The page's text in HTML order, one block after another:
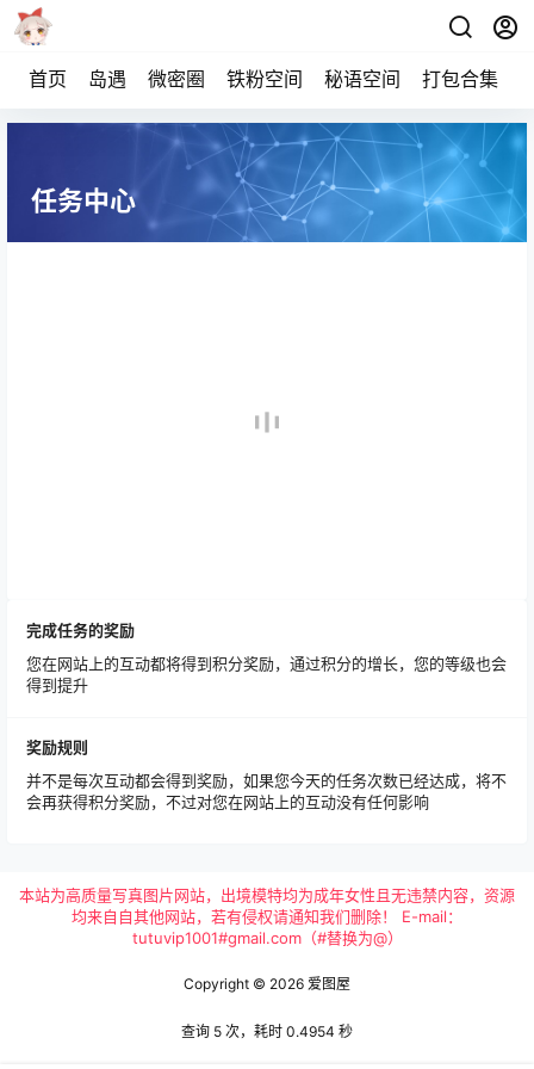
首页 岛遇 微密圈 铁粉空间 秘语空间 打包合集
任务中心
完成任务的奖励
您在网站上的互动都将得到积分奖励，通过积分的增长，您的等级也会
得到提升
奖励规则
并不是每次互动都会得到奖励，如果您今天的任务次数已经达成，将不
会再获得积分奖励，不过对您在网站上的互动没有任何影响
本站为高质量写真图片网站，出境模特均为成年女性且无违禁内容，资源
均来自自其他网站，若有侵权请通知我们删除！ E-mail：
tutuvip1001#gmail.com（#替换为@）
Copyright © 2026 爱图屋
查询 5 次，耗时 0.4954 秒